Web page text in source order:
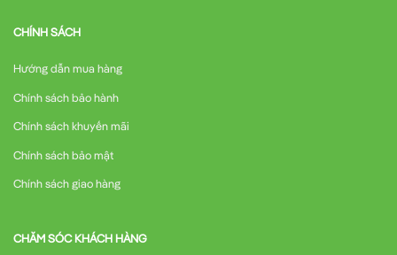
CHÍNH SÁCH
Hướng dẫn mua hàng
Chính sách bảo hành
Chính sách khuyến mãi
Chính sách bảo mật
Chính sách giao hàng
CHĂM SÓC KHÁCH HÀNG